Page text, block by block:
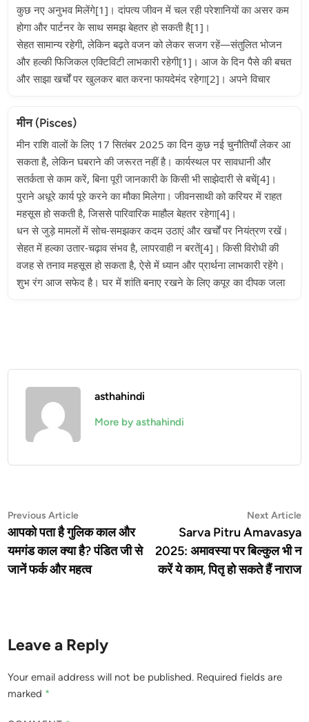
कुछ नए अनुभव मिलेंगे[1]। दांपत्य जीवन में चल रही परेशानियों का असर कम
होगा और पार्टनर के साथ समझ बेहतर हो सकती है[1]।
सेहत सामान्य रहेगी, लेकिन बढ़ते वजन को लेकर सजग रहें—संतुलित भोजन
और हल्की फिजिकल एक्टिविटी लाभकारी रहेगी[1]। आज के दिन पैसे की बचत
और साझा खर्चों पर खुलकर बात करना फायदेमंद रहेगा[2]। अपने विचार
मीन (Pisces)
मीन राशि वालों के लिए 17 सितंबर 2025 का दिन कुछ नई चुनौतियाँ लेकर आ
सकता है, लेकिन घबराने की जरूरत नहीं है। कार्यस्थल पर सावधानी और
सतर्कता से काम करें, बिना पूरी जानकारी के किसी भी साझेदारी से बचें[4]।
पुराने अधूरे कार्य पूरे करने का मौका मिलेगा। जीवनसाथी को करियर में राहत
महसूस हो सकती है, जिससे पारिवारिक माहौल बेहतर रहेगा[4]।
धन से जुड़े मामलों में सोच-समझकर कदम उठाएं और खर्चों पर नियंत्रण रखें।
सेहत में हल्का उतार-चढ़ाव संभव है, लापरवाही न बरतें[4]। किसी विरोधी की
वजह से तनाव महसूस हो सकता है, ऐसे में ध्यान और प्रार्थना लाभकारी रहेंगे।
शुभ रंग आज सफेद है। घर में शांति बनाए रखने के लिए कपूर का दीपक जला
asthahindi
More by asthahindi
Post
navigation
Previous ArticlePrevious
article:
आपको पता है गुलिक काल और
यमगंड काल क्या है? पंडित जी से
जानें फर्क और महत्व
Next Article
Sarva Pitru Amavasya
2025: अमावस्या पर बिल्कुल भी न
करें ये काम, पितृ हो सकते हैं नाराज
Leave a Reply
Your email address will not be published. Required fields are
marked *